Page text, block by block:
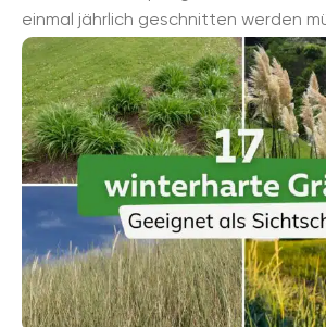
einmal jährlich geschnitten werden
Sortenvielfalt ist groß und ermöglicht
abwechslungsreiche ...